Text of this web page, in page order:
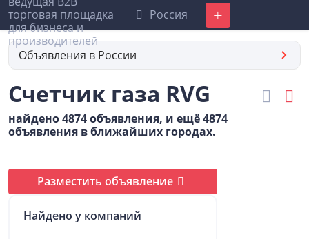
Россия Добавить
Объявления в России
Счетчик газа RVG
найдено 4874 объявления, и ещё 4874
объявления в ближайших городах.
Разместить объявление
Найдено у компаний